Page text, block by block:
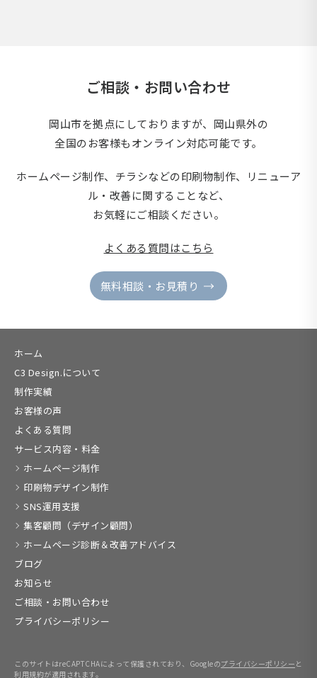
ご相談・お問い合わせ
岡山市を拠点にしておりますが、岡山県外の
全国のお客様もオンライン対応可能です。
ホームページ制作、チラシなどの印刷物制作、
リニューア
ル・改善に関することなど、
お気軽にご相談ください。
よくある質問はこちら
無料相談・お見積り
ホーム
C3 Design.について
制作実績
お客様の声
よくある質問
サービス内容・料金
ホームページ制作
印刷物デザイン制作
SNS運用支援
集客顧問（デザイン顧問）
ホームページ診断＆改善アドバイス
ブログ
お知らせ
ご相談・お問い合わせ
プライバシーポリシー
このサイトはreCAPTCHAによって保護されており、Googleのプライバシーポリシー と
利用規約が適用されます。